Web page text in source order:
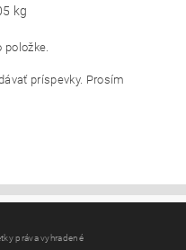
kg
položke.
príspevky. Prosím
práva vyhradené